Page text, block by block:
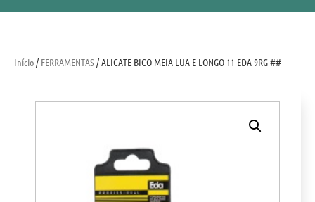
Início/ FERRAMENTAS/ ALICATE BICO MEIA LUA E LONGO 11 EDA 9RG ##